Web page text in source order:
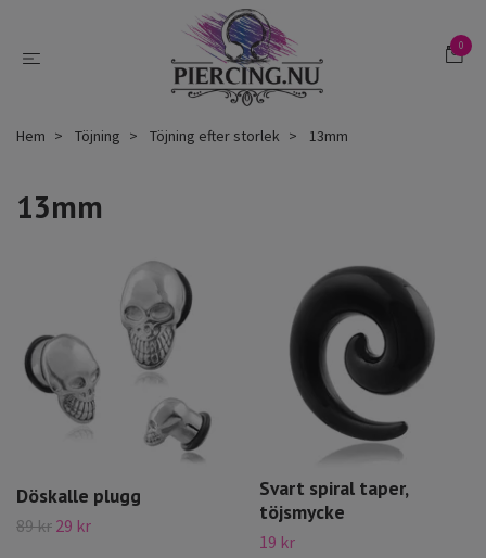
0
Hem Töjning Töjning efter storlek 13mm
13mm
Döskalle plugg
89 kr 29 kr
Svart spiral taper,
töjsmycke
19 kr